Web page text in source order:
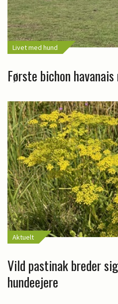
Livet med hund
Første bichon
Aktuelt
Vild pastinak breder
hundeejere